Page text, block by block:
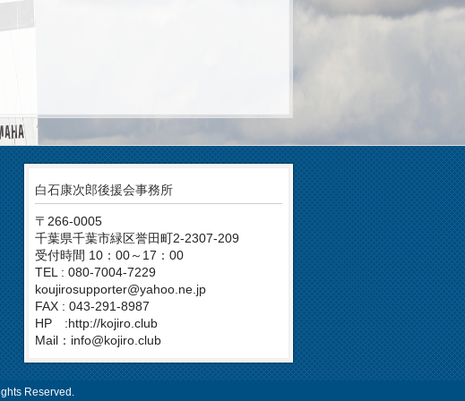
白石康次郎後援会事務所
〒266-0005
千葉県千葉市緑区誉田町2-2307-209
受付時間 10：00～17：00
TEL : 080-7004-7229
koujirosupporter@yahoo.ne.jp
FAX : 043-291-8987
HP :http://kojiro.club
Mail：info@kojiro.club
Reserved.